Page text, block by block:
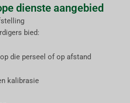
dienste aangebied
bied:
die perseel of op afstand
kalibrasie